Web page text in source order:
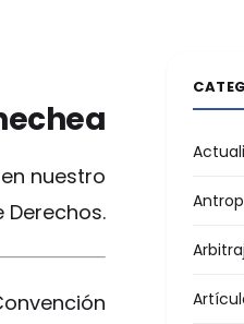
nuestro